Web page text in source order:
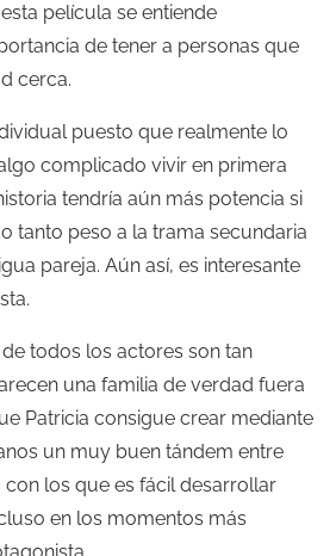
película se entiende
de tener a personas que
cerca.
puesto que realmente lo
complicado vivir en primera
tendría aún más potencia si
tanto peso a la trama secundaria
pareja. Aún así, es interesante
todos los actores son tan
una familia de verdad fuera
Patricia consigue crear mediante
un muy buen tándem entre
los que es fácil desarrollar
en los momentos más